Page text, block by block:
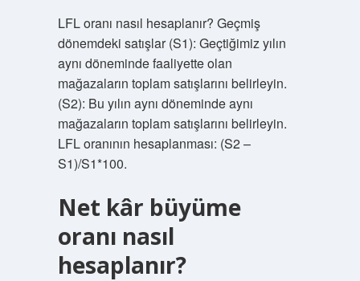
LFL oranı nasıl hesaplanır? Geçmiş
dönemdeki satışlar (S1): Geçtiğimiz yılın
aynı döneminde faaliyette olan
mağazaların toplam satışlarını belirleyin.
(S2): Bu yılın aynı döneminde aynı
mağazaların toplam satışlarını belirleyin.
LFL oranının hesaplanması: (S2 –
S1)/S1*100.
Net kâr büyüme
oranı nasıl
hesaplanır?